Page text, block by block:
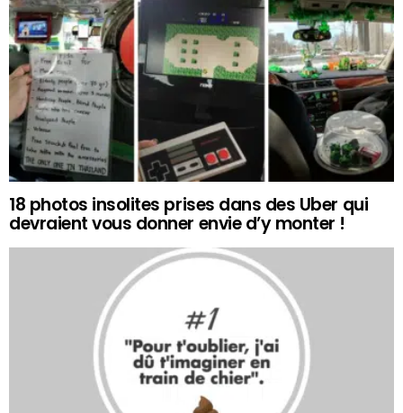
18 photos insolites prises dans des Uber qui
devraient vous donner envie d’y monter !